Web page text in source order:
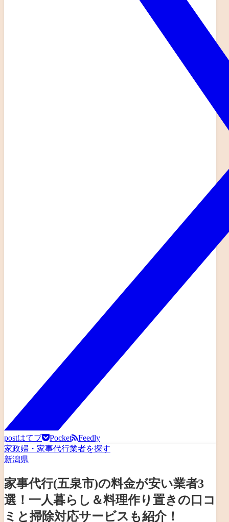
postはてブ Pocket
Feedly
家政婦・家事代行業者を探す
新潟県
家事代行(五泉市)の料金が安い業者3
選！一人暮らし＆料理作り置きの口コ
ミと掃除対応サービスも紹介！